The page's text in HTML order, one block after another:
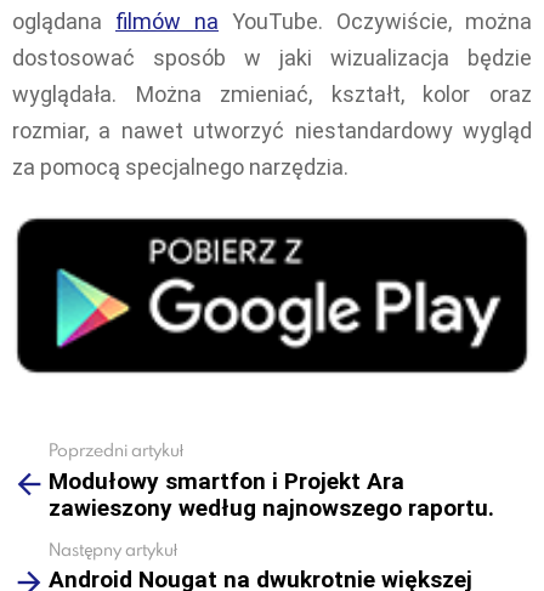
oglądana filmów na YouTube. Oczywiście, można
dostosować sposób w jaki wizualizacja będzie
wyglądała. Można zmieniać, kształt, kolor oraz
rozmiar, a nawet utworzyć niestandardowy wygląd
za pomocą specjalnego narzędzia.
more
Poprzedni artykuł
Modułowy smartfon i Projekt Ara
zawieszony według najnowszego raportu.
Następny artykuł
Android Nougat na dwukrotnie większej